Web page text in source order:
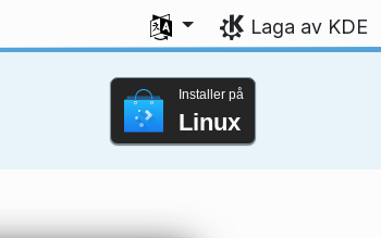
Vel språk
Laga av KDE
Installer på
Linux